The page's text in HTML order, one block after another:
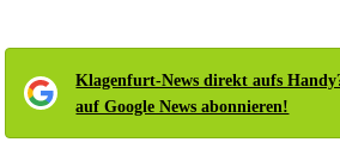
Klagenfurt-News direkt aufs
auf Google News abonnieren!